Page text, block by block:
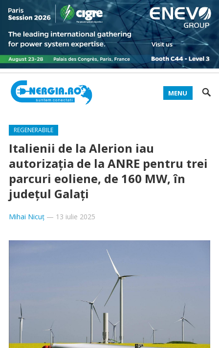
MENU
REGENERABILE
Italienii de la Alerion iau
autorizația de la ANRE pentru trei
parcuri eoliene, de 160 MW, în
județul Galați
Mihai Nicuț— 13 iulie 2025